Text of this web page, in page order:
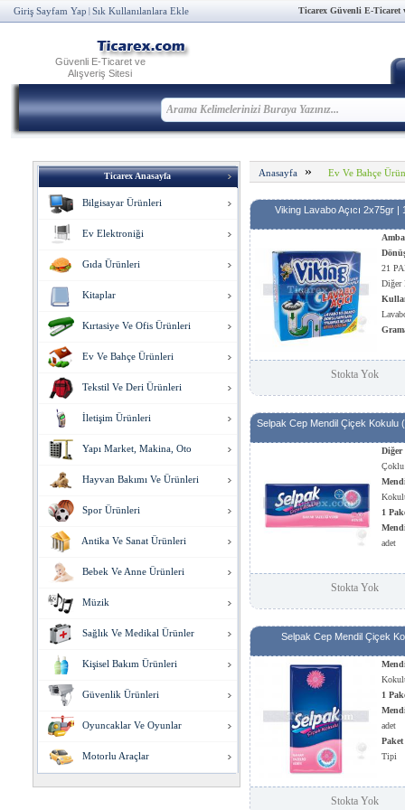
Giriş Sayfam Yap Sık Kullanılanlara Ekle Ticarex Güvenli E-Ticaret
Güvenli E-Ticaret ve
Alışveriş Sitesi
Ticarex Anasayfa
Bilgisayar Ürünleri
Ev Elektroniği
Gıda Ürünleri
Kitaplar
Kırtasiye Ve Ofis Ürünleri
Ev Ve Bahçe Ürünleri
Tekstil Ve Deri Ürünleri
İletişim Ürünleri
Yapı Market, Makina, Oto
Hayvan Bakımı Ve Ürünleri
Spor Ürünleri
Antika Ve Sanat Ürünleri
Bebek Ve Anne Ürünleri
Müzik
Sağlık Ve Medikal Ürünler
Kişisel Bakım Ürünleri
Güvenlik Ürünleri
Oyuncaklar Ve Oyunlar
Motorlu Araçlar
Anasayfa » Ev Ve Bahçe
Viking Lavabo Açıcı 2x75gr |
21
Diğer
Stokta Yok
Selpak Cep Mendil Çiçek Kokulu
Diğer
Çoklu
1
adet
Tipi
Stokta Yok
Selpak Cep Mendil Çiçek
1
adet
Tipi
Stokta Yok